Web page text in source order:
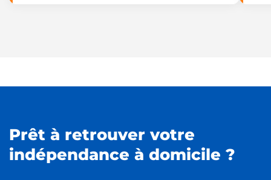
Prêt à retrouver votre
indépendance à domicile ?